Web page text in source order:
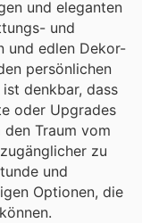
und eleganten
und
und edlen Dekor-
persönlichen
denkbar, dass
oder Upgrades
Traum vom
zu
und
Optionen, die